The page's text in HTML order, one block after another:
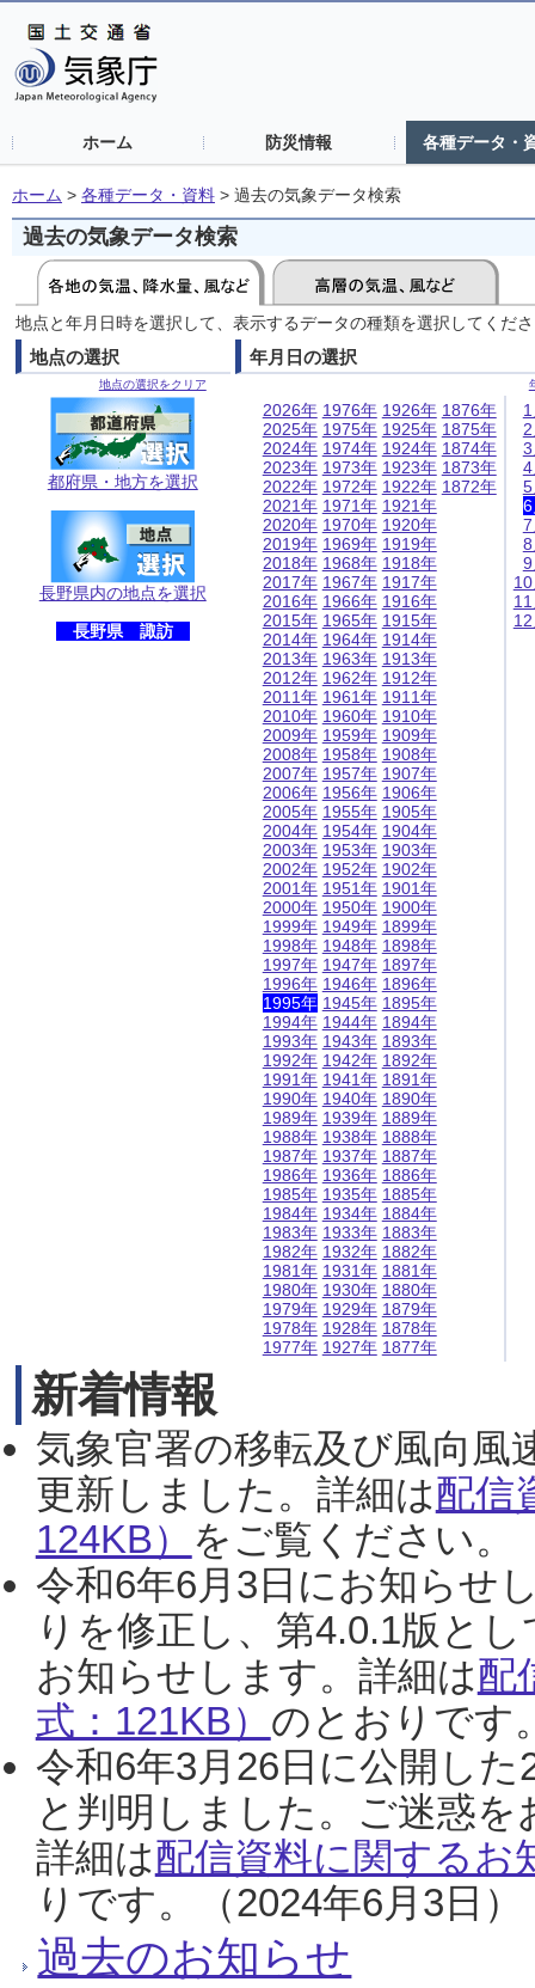
ホーム 防災情報 各種データ・
ホーム > 各種データ・資料 > 過去の気象データ検索
過去の気象データ検索
地点と年月日時を選択して、表示するデータの種類を選択してくだ
地点の選択
地点の選択をクリア
都府県・地方を選択
長野県内の地点を選択
長野県 諏訪
年月日の選択
2026年
2025年
2024年
2023年
2022年
2021年
2020年
2019年
2018年
2017年
2016年
2015年
2014年
2013年
2012年
2011年
2010年
2009年
2008年
2007年
2006年
2005年
2004年
2003年
2002年
2001年
2000年
1999年
1998年
1997年
1996年
1995年
1994年
1993年
1992年
1991年
1990年
1989年
1988年
1987年
1986年
1985年
1984年
1983年
1982年
1981年
1980年
1979年
1978年
1977年
1976年
1975年
1974年
1973年
1972年
1971年
1970年
1969年
1968年
1967年
1966年
1965年
1964年
1963年
1962年
1961年
1960年
1959年
1958年
1957年
1956年
1955年
1954年
1953年
1952年
1951年
1950年
1949年
1948年
1947年
1946年
1945年
1944年
1943年
1942年
1941年
1940年
1939年
1938年
1937年
1936年
1935年
1934年
1933年
1932年
1931年
1930年
1929年
1928年
1927年
1926年
1925年
1924年
1923年
1922年
1921年
1920年
1919年
1918年
1917年
1916年
1915年
1914年
1913年
1912年
1911年
1910年
1909年
1908年
1907年
1906年
1905年
1904年
1903年
1902年
1901年
1900年
1899年
1898年
1897年
1896年
1895年
1894年
1893年
1892年
1891年
1890年
1889年
1888年
1887年
1886年
1885年
1884年
1883年
1882年
1881年
1880年
1879年
1878年
1877年
1876年
1875年
1874年
1873年
1872年
新着情報
気象官署の移転及び風向風
更新しました。詳細は配信
124KB） をご覧ください。
令和6年6月3日にお知らせ
りを修正し、第4.0.1版と
お知らせします。詳細は配
式：121KB） のとおりです
令和6年3月26日に公開し
と判明しました。ご迷惑
詳細は配信資料に関するお
りです。（2024年6月3日）
過去のお知らせ